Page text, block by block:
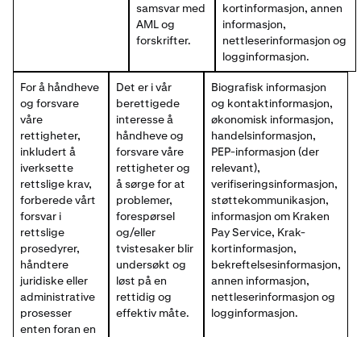
samsvar med
AML og
forskrifter.
kortinformasjon, annen
informasjon,
nettleserinformasjon og
logginformasjon.
For å håndheve
og forsvare
våre
rettigheter,
inkludert å
iverksette
rettslige krav,
forberede vårt
forsvar i
rettslige
prosedyrer,
håndtere
juridiske eller
administrative
prosesser
enten foran en
Det er i vår
berettigede
interesse å
håndheve og
forsvare våre
rettigheter og
å sørge for at
problemer,
forespørsel
og/eller
tvistesaker blir
undersøkt og
løst på en
rettidig og
effektiv måte.
Biografisk informasjon
og kontaktinformasjon,
økonomisk informasjon,
handelsinformasjon,
PEP-informasjon (der
relevant),
verifiseringsinformasjon,
støttekommunikasjon,
informasjon om Kraken
Pay Service, Krak-
kortinformasjon,
bekreftelsesinformasjon,
annen informasjon,
nettleserinformasjon og
logginformasjon.